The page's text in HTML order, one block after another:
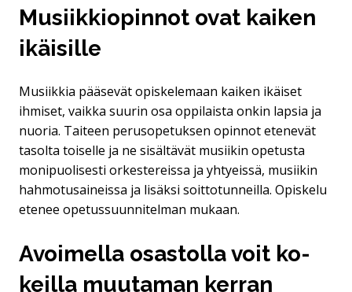
Musiik­kio­pin­not ovat kai­ken
ikäi­sil­le
Musiikkia pääsevät opiskelemaan kaiken ikäiset
ihmiset, vaikka suurin osa oppilaista onkin lapsia ja
nuoria. Taiteen perusopetuksen opinnot etenevät
tasolta toiselle ja ne sisältävät musiikin opetusta
monipuolisesti orkestereissa ja yhtyeissä, musiikin
hahmotusaineissa ja lisäksi soittotunneilla. Opiskelu
etenee opetussuunnitelman mukaan.
Avoi­mel­la osas­tol­la voit ko­
keil­la muu­ta­man ker­ran